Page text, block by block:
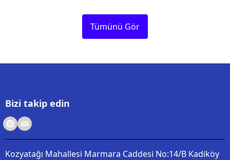
Tümünü Gör
Bizi takip edin
Kozyatağı Mahallesi Marmara Caddesi No:14/B Kadiköy